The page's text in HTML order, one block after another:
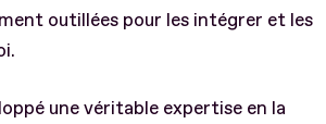
outillées pour les intégrer et les
une véritable expertise en la